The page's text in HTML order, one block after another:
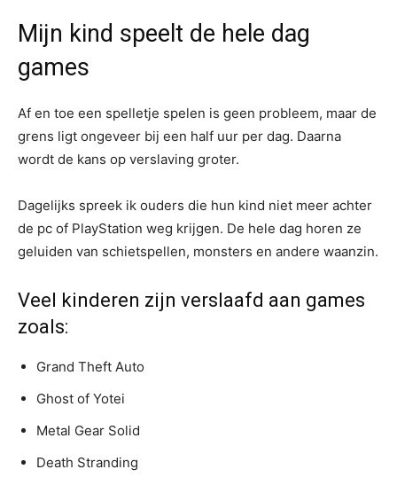
Mijn kind speelt de hele dag
games
Af en toe een spelletje spelen is geen probleem, maar de
grens ligt ongeveer bij een half uur per dag. Daarna
wordt de kans op verslaving groter.
Dagelijks spreek ik ouders die hun kind niet meer achter
de pc of PlayStation weg krijgen. De hele dag horen ze
geluiden van schietspellen, monsters en andere waanzin.
Veel kinderen zijn verslaafd aan games
zoals:
Grand Theft Auto
Ghost of Yotei
Metal Gear Solid
Death Stranding